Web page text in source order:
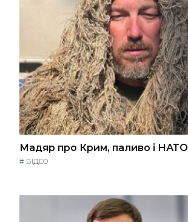
Мадяр про Крим, паливо і НАТО
# ВІДЕО